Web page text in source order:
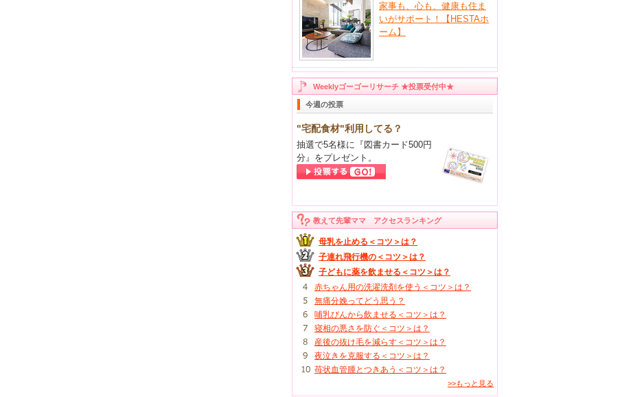
家事も、心も、健康も住ま
いがサポート！【HESTAホ
ーム】
Weeklyゴーゴーリサーチ ★投票受付中★
今週の投票
"宅配食材"利用してる？
抽選で5名様に『図書カード500円
分』をプレゼント。
教えて先輩ママ アクセスランキング
母乳を止める＜コツ＞は？
子連れ飛行機の＜コツ＞は？
子どもに薬を飲ませる＜コツ＞は？
赤ちゃん用の洗濯洗剤を使う＜コツ＞は？
無痛分娩ってどう思う？
哺乳びんから飲ませる＜コツ＞は？
寝相の悪さを防ぐ＜コツ＞は？
産後の抜け毛を減らす＜コツ＞は？
夜泣きを克服する＜コツ＞は？
苺状血管腫とつきあう＜コツ＞は？
>>もっと見る